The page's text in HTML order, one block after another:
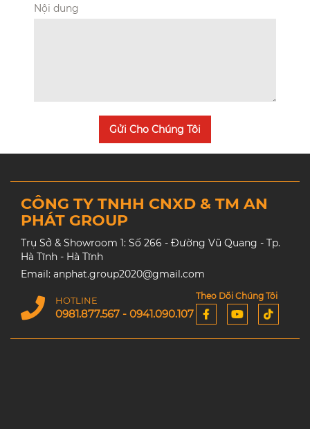
Nội dung
Gửi Cho Chúng Tôi
CÔNG TY TNHH CNXD & TM AN
PHÁT GROUP
Trụ Sở & Showroom 1: Số 266 - Đường Vũ Quang - Tp.
Hà Tĩnh - Hà Tĩnh
Email: anphat.group2020@gmail.com
HOTLINE
0981.877.567 - 0941.090.107
Theo Dõi Chúng Tôi